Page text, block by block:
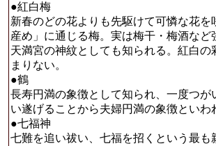
●紅白梅
新春のどの花よりも先駆けて可憐な花を
産め」に通じる梅。実は梅干・梅酒など
天満宮の神紋としても知られる。紅白の
まりない。
●鶴
長寿円満の象徴として知られ、一度つが
い遂げることから夫婦円満の象徴といわ
●七福神
七難を追い祓い、七福を招くという最も